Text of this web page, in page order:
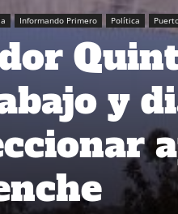
Informando Primero Política
y